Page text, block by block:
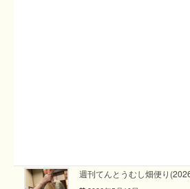
週刊てんとうむし畑便り